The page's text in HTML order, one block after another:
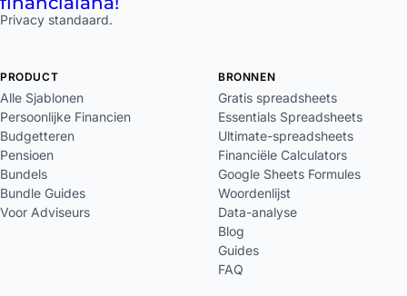
Privacy standaard.
PRODUCT
Alle Sjablonen
Persoonlijke Financien
Budgetteren
Pensioen
Bundels
Bundle Guides
Voor Adviseurs
BRONNEN
Gratis spreadsheets
Essentials Spreadsheets
Ultimate-spreadsheets
Financiële Calculators
Google Sheets Formules
Woordenlijst
Data-analyse
Blog
Guides
FAQ